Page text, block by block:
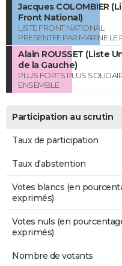
Jacques COLOMBIER
Front National)
LISTE FRONT NATIONAL
PRESENTEE PAR MARINE LE
Alain ROUSSET (Liste
de la Gauche)
PLUS FORTS PLUS
ENSEMBLE
Participation au scrutin
Taux de participation
Taux d'abstention
Votes blancs (en
exprimés)
Votes nuls (en
exprimés)
Nombre de votants